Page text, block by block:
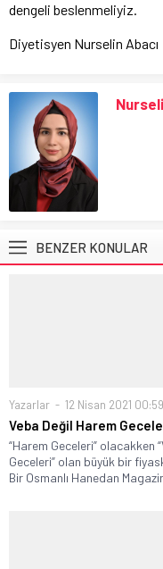
dengeli beslenmeliyiz.
Diyetisyen Nurselin Abacı
BENZER KONULAR
Yazarlar 12 Nisan 2021 00:59
Veba Değil Harem
“Harem Geceleri” olacakken
Geceleri” olan büyük bir
Bir Osmanlı Hanedan